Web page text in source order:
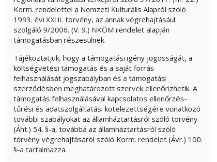
Korm. rendelettel a Nemzeti Kulturális Alapról szóló
1993. évi XXIII. törvény, az annak végrehajtásául
szolgáló 9/2006. (V. 9.) NKÖM rendelet alapján
támogatásban részesülnek.
Tájékoztatjuk, hogy a támogatási igény jogosságát, a
költségvetési támogatás és a saját forrás
felhasználását jogszabályban és a támogatási
szerződésben meghatározott szervek ellenőrizhetik. A
támogatás felhasználásával kapcsolatos ellenőrzés-
tűrési és adatszolgáltatási kötelezettségére vonatkozó
további szabályokat az államháztartásról szóló törvény
(Áht.) 54. §-a, továbbá az államháztartásról szóló
törvény végrehajtásáról szóló Korm. rendelet (Ávr.) 100.
§-a tartalmazza.